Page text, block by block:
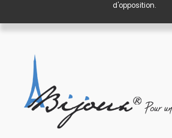
d'opposition.